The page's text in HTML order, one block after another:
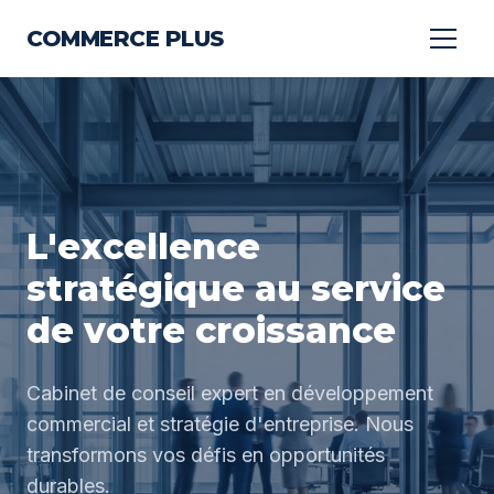
COMMERCE PLUS
L'excellence
stratégique au service
de votre croissance
Cabinet de conseil expert en développement
commercial et stratégie d'entreprise. Nous
transformons vos défis en opportunités
durables.